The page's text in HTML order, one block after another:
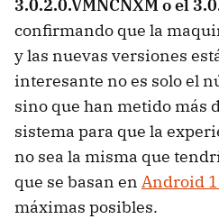
3.0.2.0.VMNCNXM o el
confirmando que la
y las nuevas versiones
interesante no es solo el
sino que han metido más
sistema para que la
no sea la misma que
que se basan en Android
máximas posibles.